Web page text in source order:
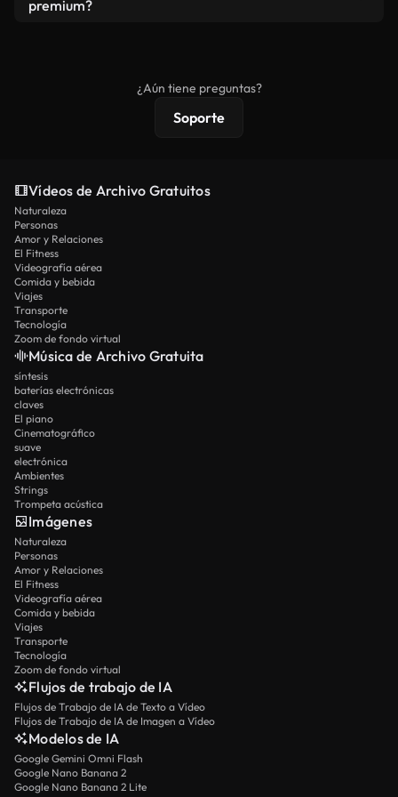
premium?
protecciones de licencia extendidas.
¿Aún tiene preguntas?
Soporte
Vídeos de Archivo Gratuitos
Naturaleza
Personas
Amor y Relaciones
El Fitness
Videografía aérea
Comida y bebida
Viajes
Transporte
Tecnología
Zoom de fondo virtual
Música de Archivo Gratuita
síntesis
baterías electrónicas
claves
El piano
Cinematográfico
suave
electrónica
Ambientes
Strings
Trompeta acústica
Imágenes
Naturaleza
Personas
Amor y Relaciones
El Fitness
Videografía aérea
Comida y bebida
Viajes
Transporte
Tecnología
Zoom de fondo virtual
Flujos de trabajo de IA
Flujos de Trabajo de IA de Texto a Vídeo
Flujos de Trabajo de IA de Imagen a Vídeo
Modelos de IA
Google Gemini Omni Flash
Google Nano Banana 2
Google Nano Banana 2 Lite